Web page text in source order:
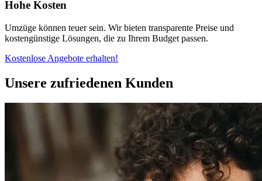
Hohe Kosten
Umzüge können teuer sein. Wir bieten transparente Preise und
kostengünstige Lösungen, die zu Ihrem Budget passen.
Kostenlose Angebote erhalten!
Unsere zufriedenen Kunden